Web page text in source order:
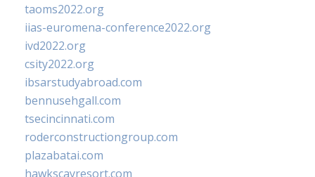
taoms2022.org
iias-euromena-conference2022.org
ivd2022.org
csity2022.org
ibsarstudyabroad.com
bennusehgall.com
tsecincinnati.com
roderconstructiongroup.com
plazabatai.com
hawkscayresort.com